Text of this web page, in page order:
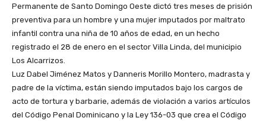
Permanente de Santo Domingo Oeste dictó tres meses de prisión
preventiva para un hombre y una mujer imputados por maltrato
infantil contra una niña de 10 años de edad, en un hecho
registrado el 28 de enero en el sector Villa Linda, del municipio
Los Alcarrizos.
Luz Dabel Jiménez Matos y Danneris Morillo Montero, madrasta y
padre de la víctima, están siendo imputados bajo los cargos de
acto de tortura y barbarie, además de violación a varios artículos
del Código Penal Dominicano y la Ley 136-03 que crea el Código